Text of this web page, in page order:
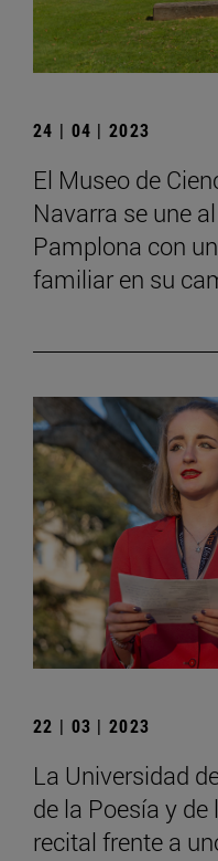
24 | 04 | 2023
El Museo de
Navarra se une
Pamplona con
familiar en su
22 | 03 | 2023
La Universidad
de la Poesía y
recital frente a